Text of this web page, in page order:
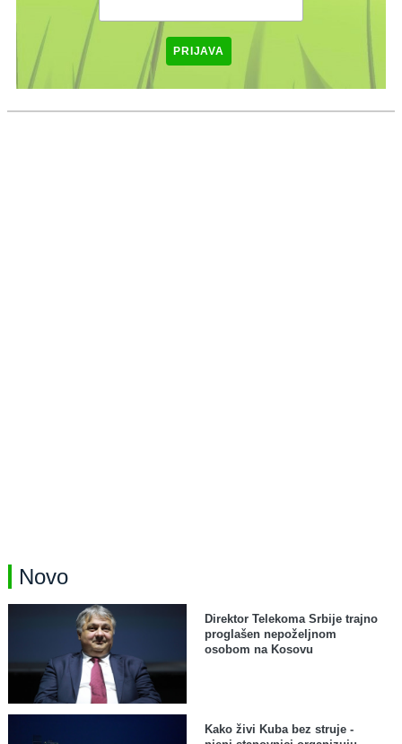
Novo
Direktor Telekoma Srbije trajno
proglašen nepoželjnom
osobom na Kosovu
Kako živi Kuba bez struje -